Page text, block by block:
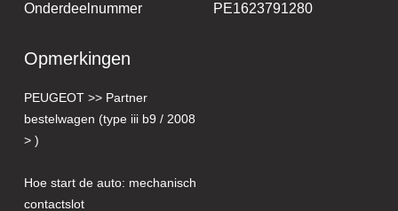
Onderdeelnummer
PE1623791280
Opmerkingen
PEUGEOT >> Partner
bestelwagen (type iii b9 / 2008
> )
Hoe start de auto: mechanisch
contactslot